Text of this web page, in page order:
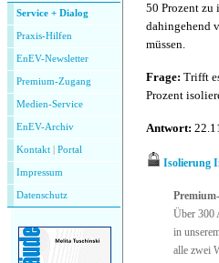
Service + Dialog
Praxis-Hilfen
EnEV-Newsletter
Premium-Zugang
Medien-Service
EnEV-Archiv
Kontakt Portal
Impressum
Datenschutz
50 Prozent zu
dahingehend
müssen.
Frage: Trifft
Prozent
Antwort:
Isolierung
Premium-
Über 300
in
alle zwei